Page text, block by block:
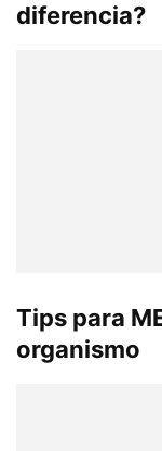
diferencia?
Tips para
organismo